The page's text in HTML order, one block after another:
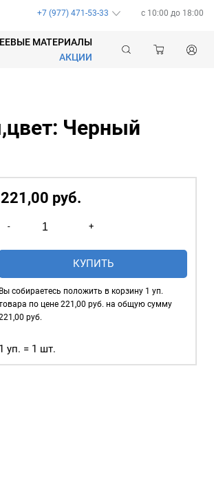
+7 (977) 471-53-33 c 10:00 до 18:00
МАТЕРИАЛЫ
АКЦИИ
Черный
221,00 руб.
-
товара
Паутинка
Черный
+
КУПИТЬ
Вы собираетесь положить в корзину 1 уп.
по цене221,00 руб. на общую сумму
руб.
1 уп. = 1 шт.